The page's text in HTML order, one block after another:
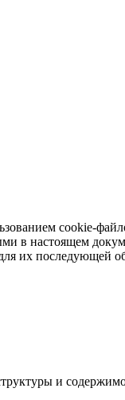
cookie-
в настоящем
последующей
и